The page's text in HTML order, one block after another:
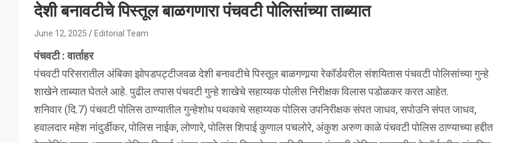
देशी बनावटीचे पिस्तूल बाळगणारा पंचवटी पोलिसांच्या ताब्यात
June 12, 2025 Editorial Team
पंचवटी : वार्ताहर
पंचवटी परिसरातील अंबिका झोपडपट्टीजवळ देशी बनावटीचे पिस्तूल बाळगणार्‍या रेकॉर्डवरील संशयितास पंचवटी पोलिसांच्या गुन्हे
शाखेने ताब्यात घेतले आहे. पुढील तपास पंचवटी गुन्हे शाखेचे सहाय्यक पोलीस निरीक्षक विलास पडोळकर करत आहेत.
शनिवार (दि.7) पंचवटी पोलिस ठाण्यातील गुन्हेशोध पथकाचे सहाय्यक पोलिस उपनिरीक्षक संपत जाधव, सपोउनि संपत जाधव,
हवालदार महेश नांदुर्डीकर, पोलिस नाईक, लोणारे, पोलिस शिपाई कुणाल पचलोरे, अंकुश अरुण काळे पंचवटी पोलिस ठाण्याच्या हद्दीत